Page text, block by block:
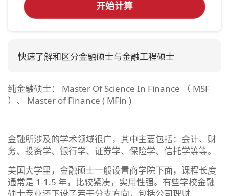
开始计算
快速了解和区分金融硕士与金融工程硕士
纯金融硕士： Master Of Science In Finance （ MSF
）、 Master of Finance ( MFin )
金融所涉及的学术领域很广，其中主要包括：会计、财
务、投资学、银行学、证券学、保险学、信托学等等。
美国大学里，金融硕士一般设置商学院下面，课程长度
通常是 1-1.5 年，比较紧凑，实用性强。有些学校金融
硕士专业还下设了若干分支方向，包括公司理财